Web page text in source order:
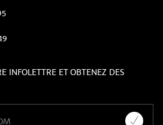
INFOLETTRE ET OBTENEZ DES